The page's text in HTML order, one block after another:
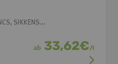
SIKKENS...
ab 33,62€/l